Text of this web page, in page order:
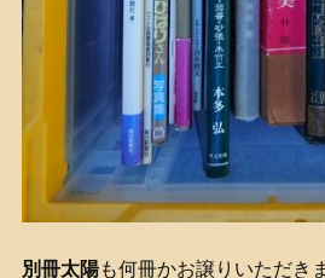
別冊太陽も何冊かお譲りいただき